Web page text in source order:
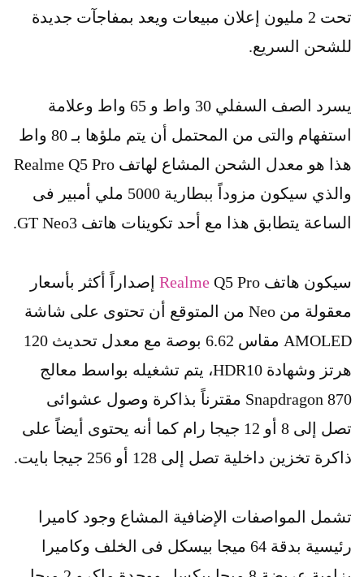
تحت 2 مليون إعلان مبيعات ويعد بمفاجآت جديدة
للشحن السريع.
يسرد الصف السفلي 30 واط و 65 واط وعلامة
استفهام والتى من المحتمل أن يتم ملؤها بـ 80 واط
هذا هو معدل الشحن المشاع لهاتف Realme Q5 Pro
والذي سيكون مزوداً ببطارية 5000 ملي أمبير فى
الساعة يتطابق هذا مع أحد تكوينات هاتف GT Neo3.
سيكون هاتف Realme Q5 Pro إصداراً أكثر بأسعار
معقولة من Neo من المتوقع أن تحتوى على شاشة
AMOLED مقاس 6.62 بوصة مع معدل تحديث 120
هرتز وشهادة HDR10، يتم تشغيله بواسط معالج
Snapdragon 870 مقترناً بذاكرة وصول عشوائى
تصل إلى 8 أو 12 جيجا رام كما أنه يحتوى أيضاً على
ذاكرة تخزين داخلية تصل إلى 128 أو 256 جيجا بايت.
تشمل المواصفات الإضافية المشاع وجود كاميرا
رئيسية بدقة 64 ميجا بيسكل فى الخلف وكاميرا